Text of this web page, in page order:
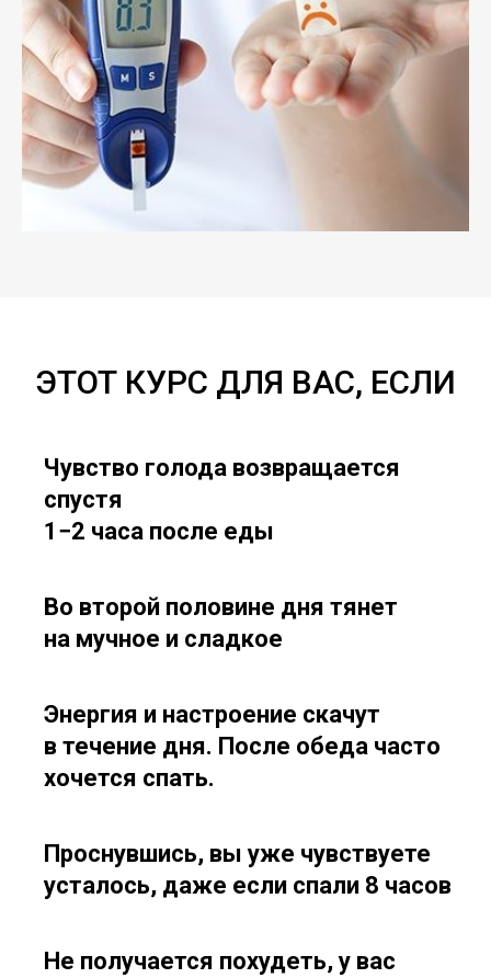
ЭТОТ КУРС ДЛЯ ВАС, ЕСЛИ
Чувство голода возвращается
спустя
1−2 часа после еды
Во второй половине дня тянет
на мучное и сладкое
Энергия и настроение скачут
в течение дня. После обеда часто
хочется спать.
Проснувшись, вы уже чувствуете
усталось, даже если спали 8 часов
Не получается похудеть, у вас